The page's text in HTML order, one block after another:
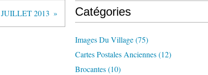
JUILLET 2013 Catégories
Images Du Village(75)
Cartes Postales Anciennes(12)
Brocantes(10)